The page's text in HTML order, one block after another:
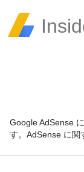
Google AdSense
す。AdSense に関